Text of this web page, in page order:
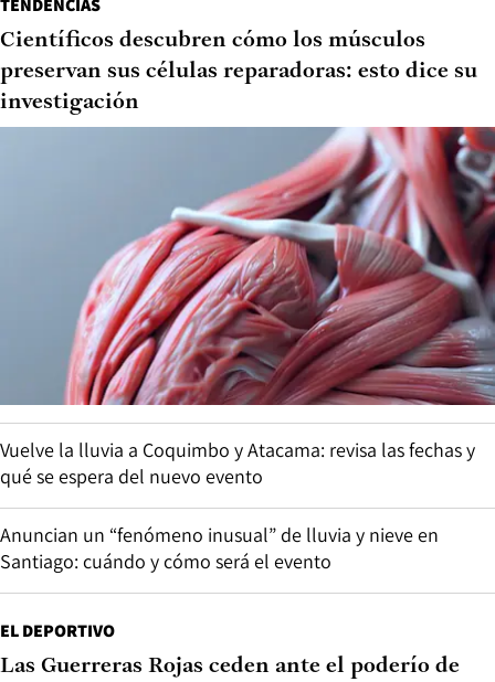
TENDENCIAS
Científicos descubren cómo los músculos
preservan sus células reparadoras: esto dice su
investigación
Vuelve la lluvia a Coquimbo y Atacama: revisa las fechas y
qué se espera del nuevo evento
Anuncian un “fenómeno inusual” de lluvia y nieve en
Santiago: cuándo y cómo será el evento
EL DEPORTIVO
Las Guerreras Rojas ceden ante el poderío de